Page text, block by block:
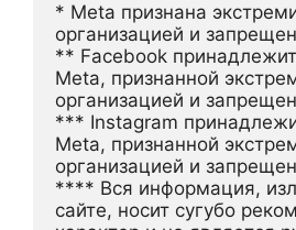
* Meta признана
организацией и
** Facebook
Meta, признанной
организацией и
*** Instagram
Meta, признанной
организацией и
**** Вся информация,
сайте, носит сугубо